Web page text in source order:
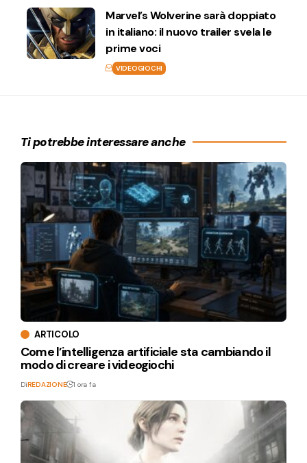
Marvel’s Wolverine sarà doppiato
in italiano: il nuovo trailer svela le
prime voci
VIDEOGIOCHI
Ti potrebbe interessare anche
ARTICOLO
Come l’intelligenza artificiale sta cambiando il
modo di creare i videogiochi
DiREDAZIONE 1 ora fa